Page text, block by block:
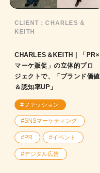
CLIENT：CHARLES &
KEITH
CHARLES＆KEITH | 「PR×
マーケ販促」の立体的プロ
ジェクトで、「ブランド価値
＆認知率UP」
#ファッション
#SNSマーケティング
#PR #イベント
#デジタル広告